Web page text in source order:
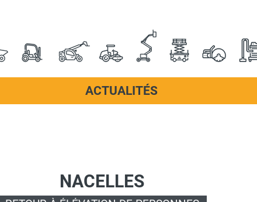
ACTUALITÉS
NACELLES